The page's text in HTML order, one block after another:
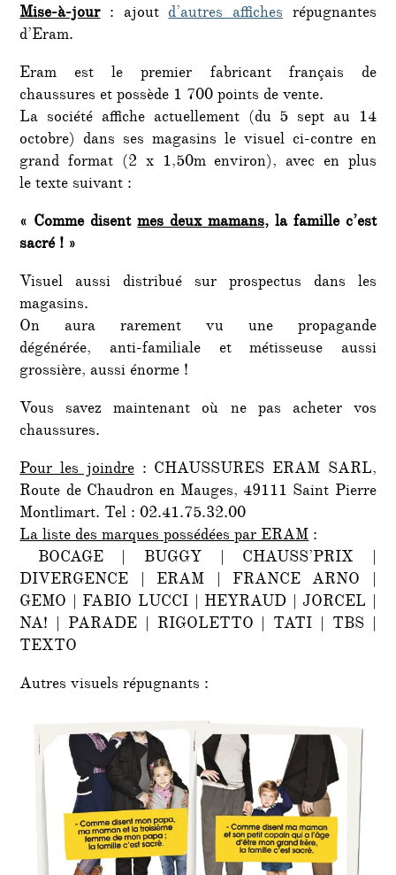
Mise-à-jour: ajoutd’autres affichesrépugnantes
d’Eram.
Eram est le premier fabricant français de
chaussures et possède 1 700 points de vente.
La société affiche actuellement (du 5 sept au 14
octobre) dans ses magasins le visuel ci-contre en
grand format (2 x 1,50m environ), avec en plus
le texte suivant :
« Comme disentmes deux mamans, la famille c’est
sacré ! »
Visuel aussi distribué sur prospectus dans les
magasins.
On aura rarement vu une propagande
dégénérée, anti-familiale et métisseuse aussi
grossière, aussi énorme !
Vous savez maintenant où ne pas acheter vos
chaussures.
Pour les joindre: CHAUSSURES ERAM SARL,
Route de Chaudron en Mauges, 49111 Saint Pierre
Montlimart. Tel : 02.41.75.32.00
La liste des marques possédées par ERAM:
BOCAGE | BUGGY | CHAUSS’PRIX |
DIVERGENCE | ERAM | FRANCE ARNO |
GEMO | FABIO LUCCI | HEYRAUD | JORCEL |
NA! | PARADE | RIGOLETTO | TATI | TBS |
TEXTO
Autres visuels répugnants :